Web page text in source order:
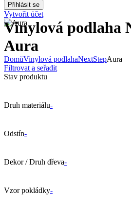
Vytvořit účet
Vinylová podlaha
Aura
DomůVinylová podlahaNextStepAura
Filtrovat a seřadit
Stav produktu
Druh materiálu-
Odstín-
Dekor / Druh dřeva-
Vzor pokládky-